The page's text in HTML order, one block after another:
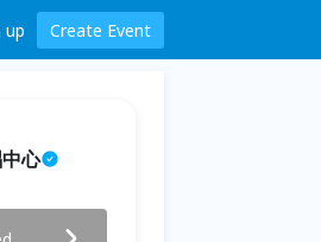
up Create Event
心